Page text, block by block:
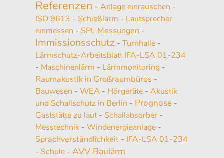
Referenzen - Anlage einrauschen -
ISO 9613 - Schießlärm - Lautsprecher
einmessen - SPL Messungen -
Immissionsschutz- Turnhalle-
Lärmschutz-Arbeitsblatt IFA-LSA 01-234
- Maschinenlärm - Lärmmonitoring-
Raumakustik in Großraumbüros -
Bauwesen - WEA- Hörgeräte- Akustik
und Schallschutz in Berlin - Prognose-
Gaststätte zu laut- Schallabsorber-
Messtechnik- Windenergieanlage-
Sprachverständlichkeit- IFA-LSA 01-234
- Schule- AVV Baulärm